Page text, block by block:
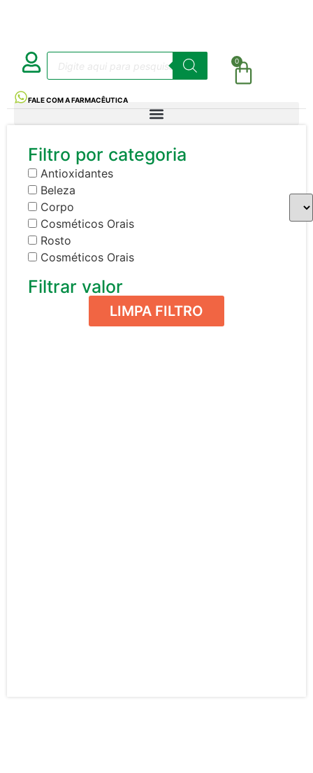
0
FALE COM A FARMACÊUTICA
Filtro por categoria
Antioxidantes
Beleza
Corpo
Cosméticos Orais
Rosto
Cosméticos Orais
Filtrar valor
LIMPA FILTRO